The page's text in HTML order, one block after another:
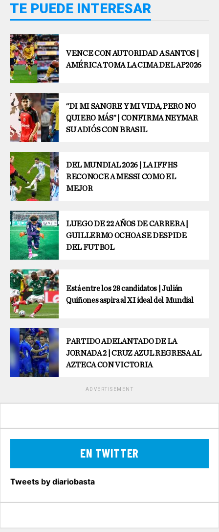
TE PUEDE INTERESAR
VENCE CON AUTORIDAD A SANTOS |
AMÉRICA TOMA LA CIMA DEL AP2026
“DI MI SANGRE Y MI VIDA, PERO NO
QUIERO MÁS” | CONFIRMA NEYMAR
SU ADIÓS CON BRASIL
DEL MUNDIAL 2026 | LA IFFHS
RECONOCE A MESSI COMO EL
MEJOR
LUEGO DE 22 AÑOS DE CARRERA |
GUILLERMO OCHOA SE DESPIDE
DEL FUTBOL
Está entre los 28 candidatos | Julián
Quiñones aspira al XI ideal del Mundial
PARTIDO ADELANTADO DE LA
JORNADA 2 | CRUZ AZUL REGRESA AL
AZTECA CON VICTORIA
ADVERTISEMENT
EN TWITTER
Tweets by diariobasta